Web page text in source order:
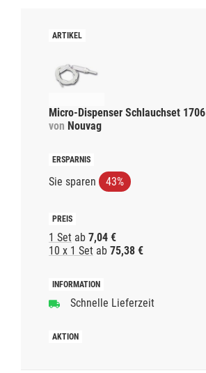
Micro-Dispenser Schlauchset 1706
von Nouvag
Sie sparen 43%
1 Set ab 7,04 €
10 x 1 Set ab 75,38 €
Schnelle Lieferzeit